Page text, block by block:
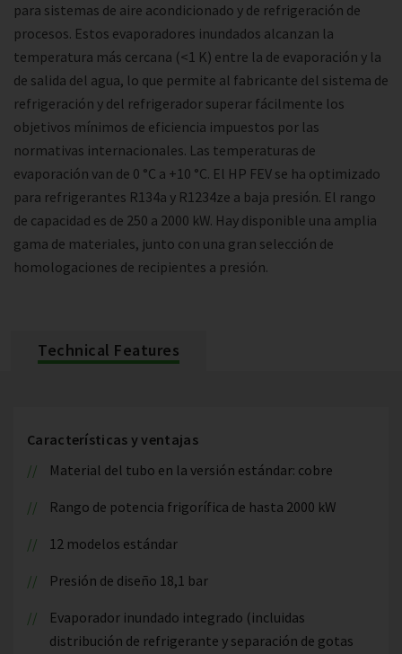
para sistemas de aire acondicionado y de refrigeración de
procesos. Estos evaporadores inundados alcanzan la
temperatura más cercana (<1 K) entre la de evaporación y la
de salida del agua, lo que permite al fabricante del sistema de
refrigeración y del refrigerador superar fácilmente los
objetivos mínimos de eficiencia impuestos por las
normativas internacionales. Las temperaturas de
evaporación van de 0 °C a +10 °C. El HP FEV se ha optimizado
para refrigerantes R134a y R1234ze a baja presión. El rango
de capacidad es de 250 a 2000 kW. Hay disponible una amplia
gama de materiales, junto con una gran selección de
homologaciones de recipientes a presión.
Technical Features
Características y ventajas
Material del tubo en la versión estándar: cobre
Rango de potencia frigorífica de hasta 2000 kW
12 modelos estándar
Presión de diseño 18,1 bar
Evaporador inundado integrado (incluidas
distribución de refrigerante y separación de gotas